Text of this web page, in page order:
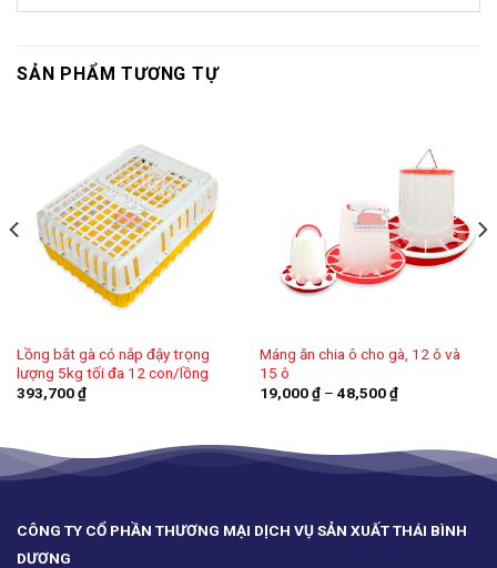
SẢN PHẨM TƯƠNG TỰ
Lồng bắt gà có nắp đậy trọng
lượng 5kg tối đa 12 con/lồng
393,700₫
Máng ăn chia ô cho gà, 12 ô và
15 ô
19,000₫ – 48,500₫Khoảng
giá:
đến
48,500 ₫
CÔNG TY CỔ PHẦN THƯƠNG MẠI DỊCH VỤ SẢN XUẤT THÁI BÌNH
DƯƠNG